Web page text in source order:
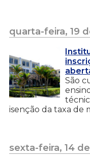
quarta-feira, 19
São
isenção da taxa de
sexta-feira, 14